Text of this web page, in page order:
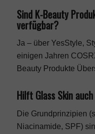
Sind K-Beauty
verfügbar?
Ja – über YesStyle,
einigen Jahren
Beauty Produkte
Hilft Glass Skin
Die Grundprinzipien
Niacinamide, SPF)